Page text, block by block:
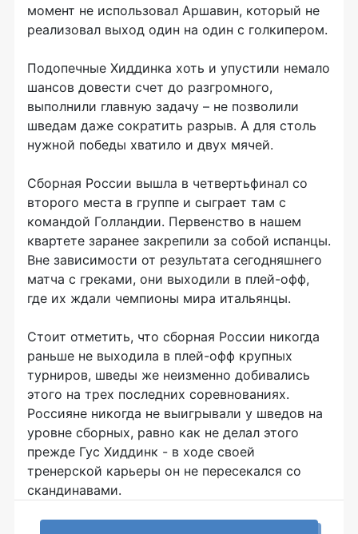
момент не использовал Аршавин, который не
реализовал выход один на один с голкипером.
Подопечные Хиддинка хоть и упустили немало
шансов довести счет до разгромного,
выполнили главную задачу – не позволили
шведам даже сократить разрыв. А для столь
нужной победы хватило и двух мячей.
Сборная России вышла в четвертьфинал со
второго места в группе и сыграет там с
командой Голландии. Первенство в нашем
квартете заранее закрепили за собой испанцы.
Вне зависимости от результата сегодняшнего
матча с греками, они выходили в плей-офф,
где их ждали чемпионы мира итальянцы.
Стоит отметить, что сборная России никогда
раньше не выходила в плей-офф крупных
турниров, шведы же неизменно добивались
этого на трех последних соревнованиях.
Россияне никогда не выигрывали у шведов на
уровне сборных, равно как не делал этого
прежде Гус Хиддинк - в ходе своей
тренерской карьеры он не пересекался со
скандинавами.